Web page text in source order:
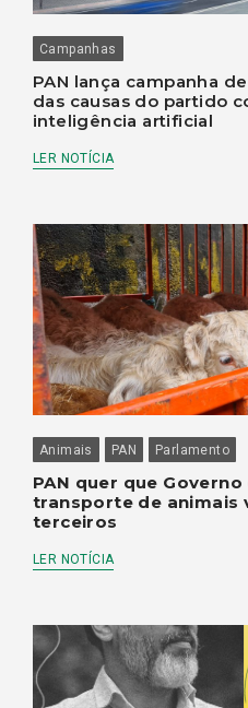
Campanhas
PAN lança campanha
das causas do partido
inteligência artificial
LER NOTÍCIA
Animais PAN Parlamento
PAN quer que
transporte de animais
terceiros
LER NOTÍCIA